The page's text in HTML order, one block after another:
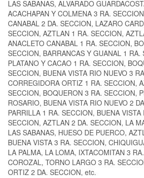
LAS SABANAS, ALVARADO
ACACHAPAN Y COLMENA 3 RA.
CANABAL 2 DA. SECCION, LAZARO
SECCION, AZTLAN 1 RA. SECCION,
ANACLETO CANABAL 1 RA. SECCION,
SECCION, BARRANCAS Y GUANAL 1 RA.
PLATANO Y CACAO 1 RA. SECCION,
SECCION, BUENA VISTA RIO NUEVO 3
CORREGIDORA ORTIZ 1 RA. SECCION,
SECCION, BOQUERON 3 RA. SECCION,
ROSARIO, BUENA VISTA RIO NUEVO 2
PARRILLA 1 RA. SECCION, BUENA VISTA
SECCION, AZTLAN 2 DA. SECCION, LA
LAS SABANAS, HUESO DE PUERCO,
BUENA VISTA 3 RA. SECCION,
LA PALMA, LA LOMA, IXTACOMITAN 3
COROZAL, TORNO LARGO 3 RA.
ORTIZ 2 DA. SECCION, etc.